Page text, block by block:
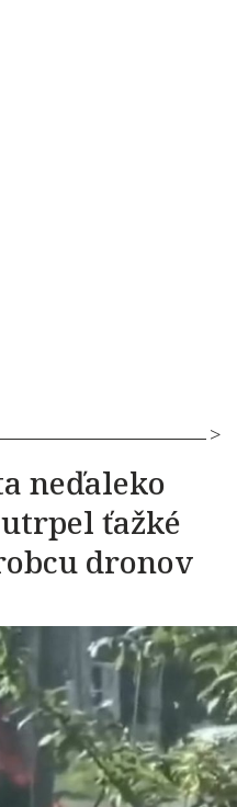
neďaleko
ťažké
dronov